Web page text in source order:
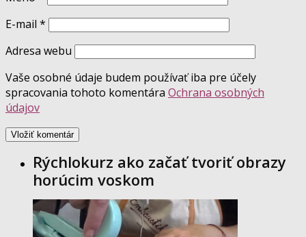
E-mail *
Adresa webu
Vaše osobné údaje budem používať iba pre účely
spracovania tohoto komentára Ochrana osobných
údajov
Rýchlokurz ako začať tvoriť obrazy
horúcim voskom